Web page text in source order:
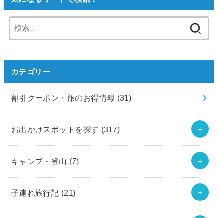
索:
カテゴリー
割引クーポン・旅のお得情報 (31)
お出かけスポットを探す (317)
キャンプ・登山 (7)
子連れ旅行記 (21)